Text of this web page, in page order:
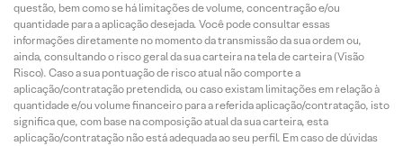
questão, bem como se há limitações de volume, concentração e/ou
quantidade para a aplicação desejada. Você pode consultar essas
informações diretamente no momento da transmissão da sua ordem ou,
ainda, consultando o risco geral da sua carteira na tela de carteira (Visão
Risco). Caso a sua pontuação de risco atual não comporte a
aplicação/contratação pretendida, ou caso existam limitações em relação à
quantidade e/ou volume financeiro para a referida aplicação/contratação, isto
significa que, com base na composição atual da sua carteira, esta
aplicação/contratação não está adequada ao seu perfil. Em caso de dúvidas